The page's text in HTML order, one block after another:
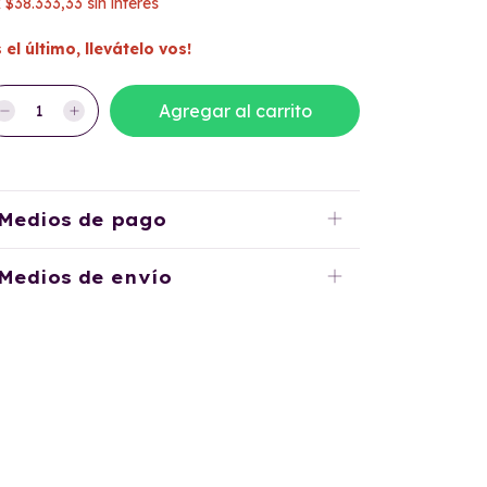
el último, llevátelo vos!
de pago
de envío